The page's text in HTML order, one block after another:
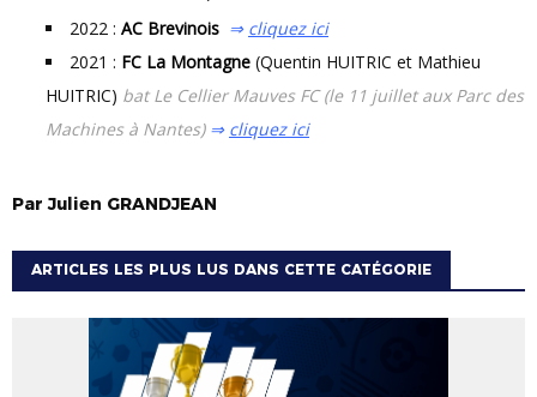
2022 : AC Brevinois ⇒ cliquez ici
2021 : FC La Montagne (Quentin HUITRIC et Mathieu
HUITRIC) bat Le Cellier Mauves FC (le 11 juillet aux Parc des
Machines à Nantes) ⇒ cliquez ici
ParJulien GRANDJEAN
ARTICLES LES PLUS LUS DANS CETTE CATÉGORIE